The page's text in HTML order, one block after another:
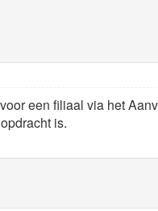
een filiaal via het
is.